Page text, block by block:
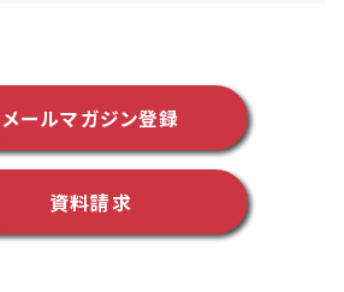
メールマガジン登録
資料請求